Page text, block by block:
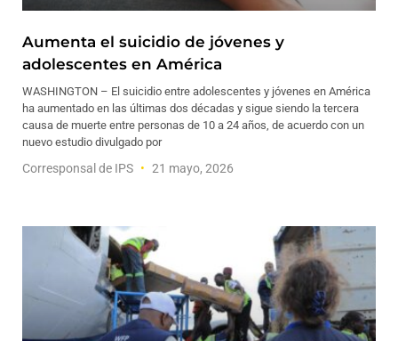
Aumenta el suicidio de jóvenes y
adolescentes en América
WASHINGTON – El suicidio entre adolescentes y jóvenes en América
ha aumentado en las últimas dos décadas y sigue siendo la tercera
causa de muerte entre personas de 10 a 24 años, de acuerdo con un
nuevo estudio divulgado por
Corresponsal de IPS 21 mayo, 2026